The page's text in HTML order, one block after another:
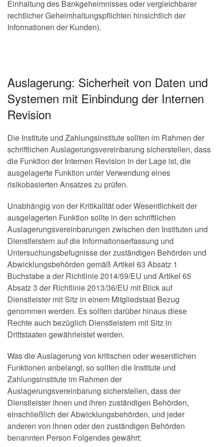
Einhaltung des Bankgeheimnisses oder vergleichbarer
rechtlicher Geheimhaltungspflichten hinsichtlich der
Informationen der Kunden).
Auslagerung: Sicherheit von Daten und
Systemen mit Einbindung der Internen
Revision
Die Institute und Zahlungsinstitute sollten im Rahmen der
schriftlichen Auslagerungsvereinbarung sicherstellen, dass
die Funktion der Internen Revision in der Lage ist, die
ausgelagerte Funktion unter Verwendung eines
risikobasierten Ansatzes zu prüfen.
Unabhängig von der Kritikalität oder Wesentlichkeit der
ausgelagerten Funktion sollte in den schriftlichen
Auslagerungsvereinbarungen zwischen den Instituten und
Dienstleistern auf die Informationserfassung und
Untersuchungsbefugnisse der zuständigen Behörden und
Abwicklungsbehörden gemäß Artikel 63 Absatz 1
Buchstabe a der Richtlinie 2014/59/EU und Artikel 65
Absatz 3 der Richtlinie 2013/36/EU mit Blick auf
Dienstleister mit Sitz in einem Mitgliedstaat Bezug
genommen werden. Es sollten darüber hinaus diese
Rechte auch bezüglich Dienstleistern mit Sitz in
Drittstaaten gewährleistet werden.
Was die Auslagerung von kritischen oder wesentlichen
Funktionen anbelangt, so sollten die Institute und
Zahlungsinstitute im Rahmen der
Auslagerungsvereinbarung sicherstellen, dass der
Dienstleister ihnen und ihren zuständigen Behörden,
einschließlich der Abwicklungsbehörden, und jeder
anderen von ihnen oder den zuständigen Behörden
benannten Person Folgendes gewährt: